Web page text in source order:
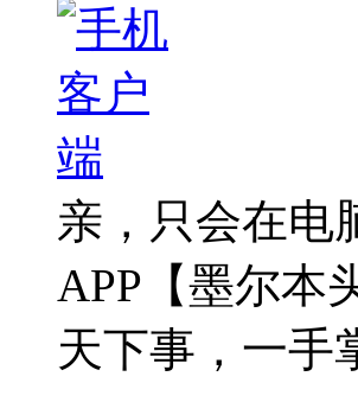
亲，只会在电
APP【墨尔本
天下事，一手